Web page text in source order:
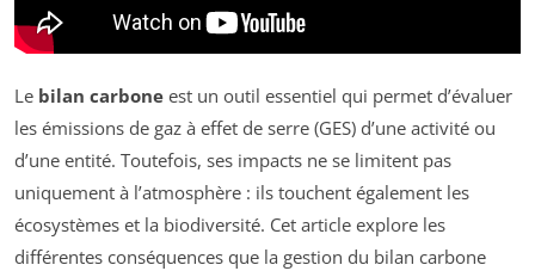
Le bilan carbone est un outil essentiel qui permet d’évaluer
les émissions de gaz à effet de serre (GES) d’une activité ou
d’une entité. Toutefois, ses impacts ne se limitent pas
uniquement à l’atmosphère : ils touchent également les
écosystèmes et la biodiversité. Cet article explore les
différentes conséquences que la gestion du bilan carbone